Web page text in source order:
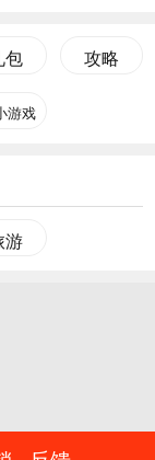
包 攻略
游戏
游